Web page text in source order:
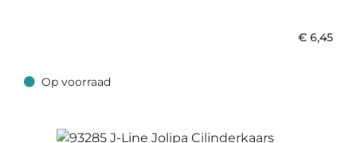
€ 6,45
Op voorraad
Op voorraad